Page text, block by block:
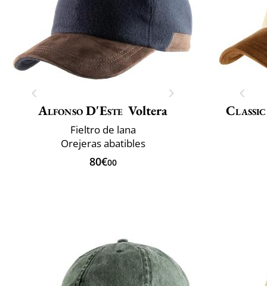
Alfonso D'Este Voltera
Fieltro de lana
Orejeras abatibles
80€00